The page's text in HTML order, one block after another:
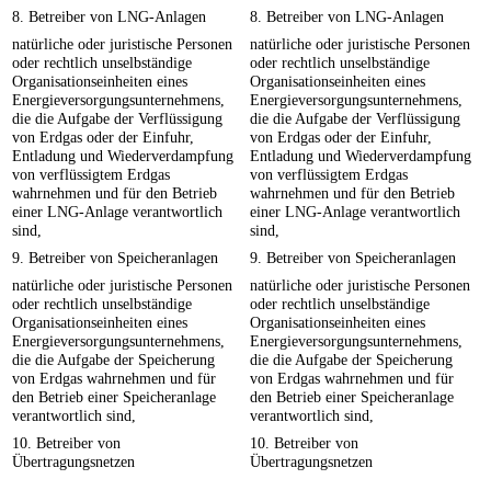
8. Betreiber von LNG-Anlagen
8. Betreiber von LNG-Anlagen
natürliche oder juristische Personen
oder rechtlich unselbständige
Organisationseinheiten eines
Energieversorgungsunternehmens,
die die Aufgabe der Verflüssigung
von Erdgas oder der Einfuhr,
Entladung und Wiederverdampfung
von verflüssigtem Erdgas
wahrnehmen und für den Betrieb
einer LNG-Anlage verantwortlich
sind,
natürliche oder juristische Personen
oder rechtlich unselbständige
Organisationseinheiten eines
Energieversorgungsunternehmens,
die die Aufgabe der Verflüssigung
von Erdgas oder der Einfuhr,
Entladung und Wiederverdampfung
von verflüssigtem Erdgas
wahrnehmen und für den Betrieb
einer LNG-Anlage verantwortlich
sind,
9. Betreiber von Speicheranlagen
9. Betreiber von Speicheranlagen
natürliche oder juristische Personen
oder rechtlich unselbständige
Organisationseinheiten eines
Energieversorgungsunternehmens,
die die Aufgabe der Speicherung
von Erdgas wahrnehmen und für
den Betrieb einer Speicheranlage
verantwortlich sind,
natürliche oder juristische Personen
oder rechtlich unselbständige
Organisationseinheiten eines
Energieversorgungsunternehmens,
die die Aufgabe der Speicherung
von Erdgas wahrnehmen und für
den Betrieb einer Speicheranlage
verantwortlich sind,
10. Betreiber von
Übertragungsnetzen
10. Betreiber von
Übertragungsnetzen